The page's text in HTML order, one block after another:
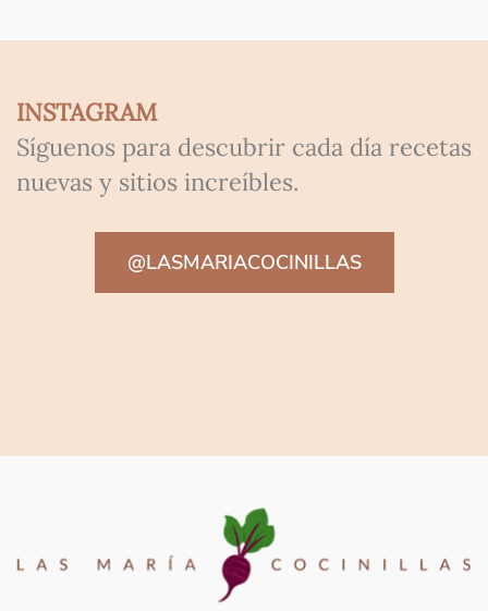
INSTAGRAM
Síguenos para descubrir cada día recetas
nuevas y sitios increíbles.
@LASMARIACOCINILLAS